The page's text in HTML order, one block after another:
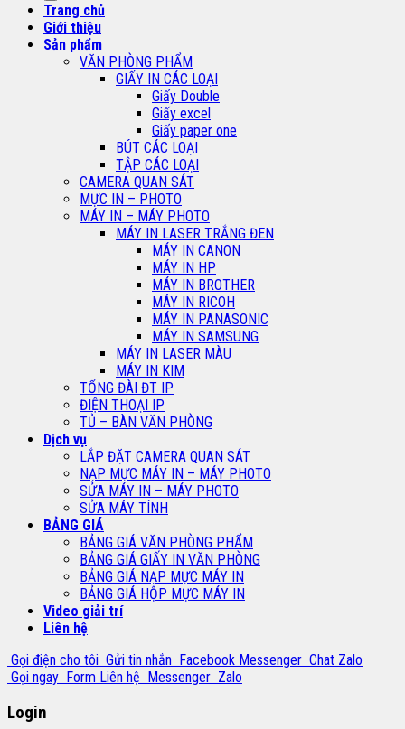
Trang chủ
Giới thiệu
Sản phẩm
VĂN PHÒNG PHẨM
GIẤY IN CÁC LOẠI
Giấy Double
Giấy excel
Giấy paper one
BÚT CÁC LOẠI
TẬP CÁC LOẠI
CAMERA QUAN SÁT
MỰC IN – PHOTO
MÁY IN – MÁY PHOTO
MÁY IN LASER TRẮNG ĐEN
MÁY IN CANON
MÁY IN HP
MÁY IN BROTHER
MÁY IN RICOH
MÁY IN PANASONIC
MÁY IN SAMSUNG
MÁY IN LASER MÀU
MÁY IN KIM
TỔNG ĐÀI ĐT IP
ĐIỆN THOẠI IP
TỦ – BÀN VĂN PHÒNG
Dịch vụ
LẮP ĐẶT CAMERA QUAN SÁT
NẠP MỰC MÁY IN – MÁY PHOTO
SỬA MÁY IN – MÁY PHOTO
SỬA MÁY TÍNH
BẢNG GIÁ
BẢNG GIÁ VĂN PHÒNG PHẨM
BẢNG GIÁ GIẤY IN VĂN PHÒNG
BẢNG GIÁ NẠP MỰC MÁY IN
BẢNG GIÁ HỘP MỰC MÁY IN
Video giải trí
Liên hệ
Gọi điện cho tôi Gửi tin nhắn Facebook Messenger Chat Zalo
Gọi ngay Form Liên hệ Messenger Zalo
Login